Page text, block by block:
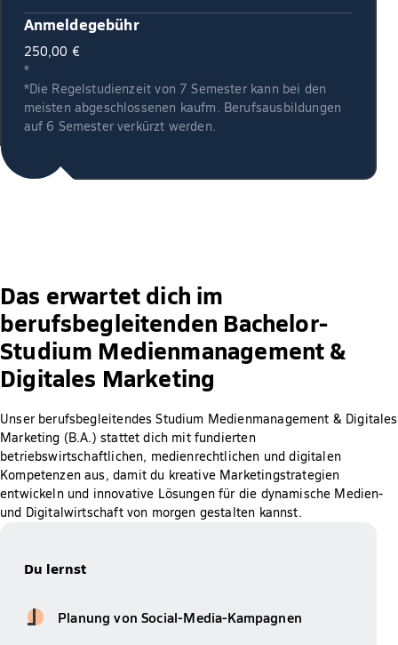
Anmeldegebühr
250,00 €
*
*Die Regelstudienzeit von 7 Semester kann bei den
meisten abgeschlossenen kaufm. Berufsausbildungen
auf 6 Semester verkürzt werden.
Das erwartet dich im
berufsbegleitenden Bachelor-
Studium Medienmanagement &
Digitales Marketing
Unser berufsbegleitendes Studium Medienmanagement & Digitales
Marketing (B.A.) stattet dich mit fundierten
betriebswirtschaftlichen, medienrechtlichen und digitalen
Kompetenzen aus, damit du kreative Marketingstrategien
entwickeln und innovative Lösungen für die dynamische Medien-
und Digitalwirtschaft von morgen gestalten kannst.
Du lernst
Planung von Social-Media-Kampagnen